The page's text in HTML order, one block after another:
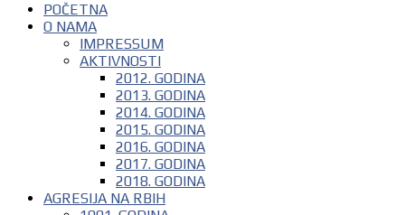
POČETNA
O NAMA
IMPRESSUM
AKTIVNOSTI
2012. GODINA
2013. GODINA
2014. GODINA
2015. GODINA
2016. GODINA
2017. GODINA
2018. GODINA
AGRESIJA NA RBIH